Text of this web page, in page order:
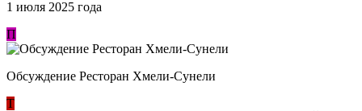
1 июля 2025 года
П
Обсуждение Ресторан Хмели-Сунели
Т